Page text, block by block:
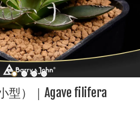
型）｜Agave filifera